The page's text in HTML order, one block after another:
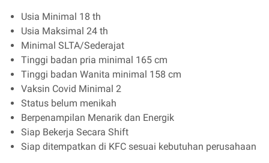
Usia Minimal 18 th
Usia Maksimal 24 th
Minimal SLTA/Sederajat
Tinggi badan pria minimal 165 cm
Tinggi badan Wanita minimal 158 cm
Vaksin Covid Minimal 2
Status belum menikah
Berpenampilan Menarik dan Energik
Siap Bekerja Secara Shift
Siap ditempatkan di KFC sesuai kebutuhan perusahaan